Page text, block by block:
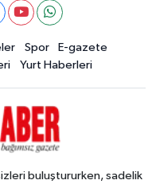
Spor
E-gazete
Yurt Haberleri
buluştururken, sadelik